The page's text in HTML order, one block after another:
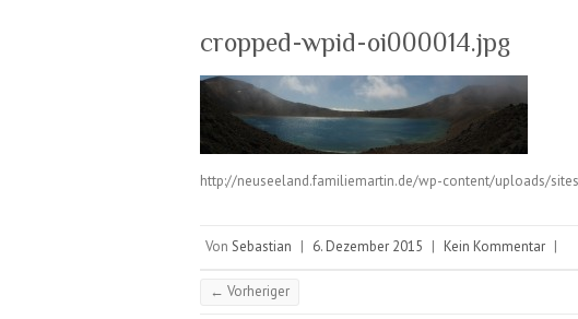
cropped-wpid-oi000014.jpg
http://neuseeland.familiemartin.de/wp-content/uploads/
Von Sebastian | 6. Dezember 2015 | Kein Kommentar |
← Vorheriger